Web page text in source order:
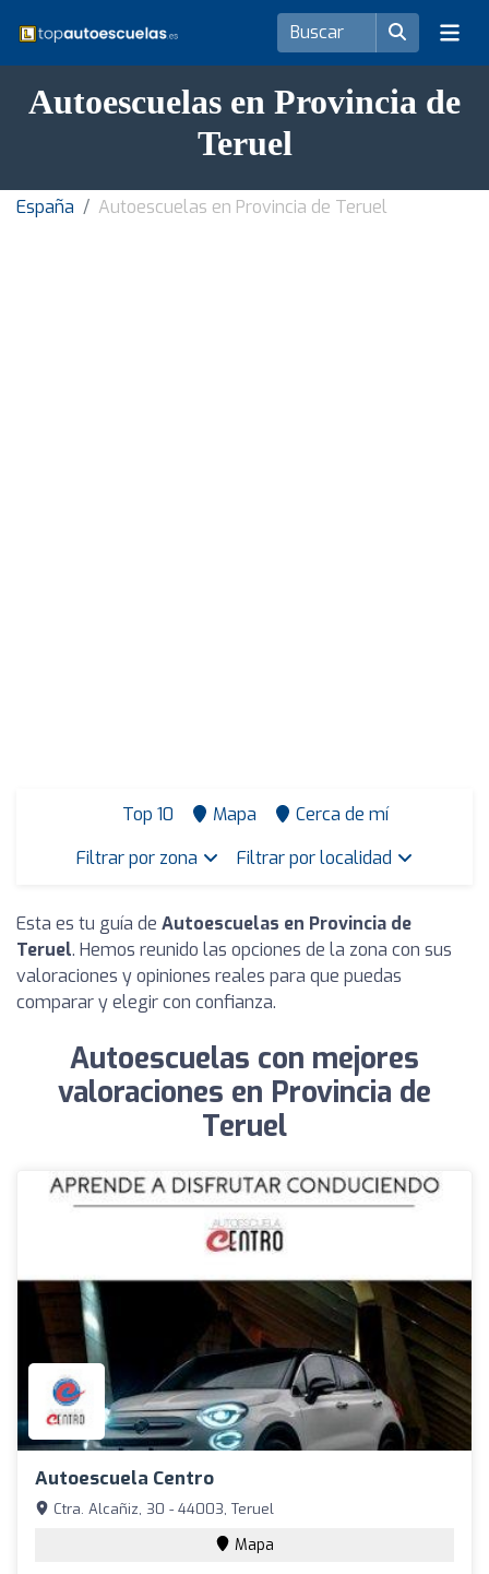
Autoescuelas en Provincia de
Teruel
España Autoescuelas en Provincia de Teruel
Top 10 Mapa
Cerca de mí
Filtrar por zona
Filtrar por localidad
Esta es tu guía de Autoescuelas en Provincia de
Teruel. Hemos reunido las opciones de la zona con sus
valoraciones y opiniones reales para que puedas
comparar y elegir con confianza.
Autoescuelas con mejores
valoraciones en Provincia de
Teruel
Autoescuela Centro
Ctra. Alcañiz, 30 - 44003, Teruel
Mapa